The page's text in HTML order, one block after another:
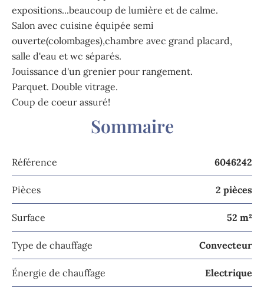
expositions...beaucoup de lumière et de calme.
Salon avec cuisine équipée semi
ouverte(colombages),chambre avec grand placard,
salle d'eau et wc séparés.
Jouissance d'un grenier pour rangement.
Parquet. Double vitrage.
Coup de coeur assuré!
Sommaire
Référence 6046242
Pièces 2 pièces
Surface 52 m²
Type de chauffage Convecteur
Énergie de chauffage Electrique